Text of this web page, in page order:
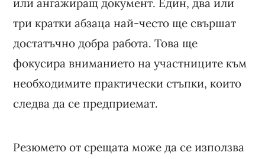
или ангажиращ документ. Един, два или
три кратки абзаца най-често ще свършат
достатъчно добра работа. Това ще
фокусира вниманието на участниците към
необходимите практически стъпки, които
следва да се предприемат.
Резюмето от срещата може да се използва